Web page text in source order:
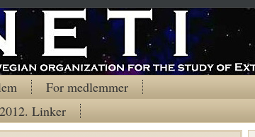
For medlemmer
Linker